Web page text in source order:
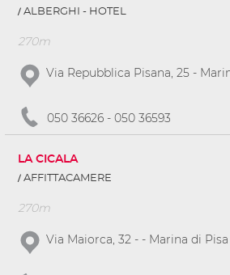
ALBERGHI - HOTEL
270m
Via Repubblica Pisana, 25 -
050 36626 - 050 36593
LA CICALA
AFFITTACAMERE
270m
Via Maiorca, 32 - - Marina di Pisa